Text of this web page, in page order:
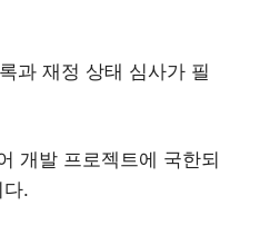
과 재정 상태 심사가 필
개발 프로젝트에 국한되
.